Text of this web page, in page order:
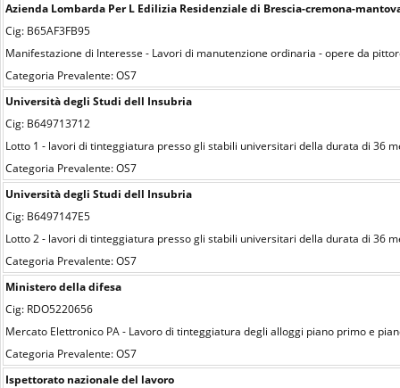
Azienda Lombarda Per L Edilizia Residenziale di Brescia-cremona-
Cig: B65AF3FB95
Manifestazione di Interesse - Lavori di manutenzione ordinaria - opere da
Categoria Prevalente: OS7
Università degli Studi dell Insubria
Cig: B649713712
Lotto 1 - lavori di tinteggiatura presso gli stabili universitari della durata di 36
Categoria Prevalente: OS7
Università degli Studi dell Insubria
Cig: B6497147E5
Lotto 2 - lavori di tinteggiatura presso gli stabili universitari della durata di 36
Categoria Prevalente: OS7
Ministero della difesa
Cig: RDO5220656
Mercato Elettronico PA - Lavoro di tinteggiatura degli alloggi piano primo e
Categoria Prevalente: OS7
Ispettorato nazionale del lavoro